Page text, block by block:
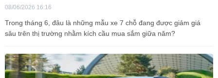
08/06/2026 16:16
Trong tháng 6, đâu là những mẫu xe 7 chỗ đang được giảm giá
sâu trên thị trường nhằm kích cầu mua sắm giữa năm?